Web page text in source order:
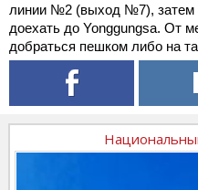
линии №2 (выход №7), затем
доехать до Yonggungsa. От
добраться пешком либо на